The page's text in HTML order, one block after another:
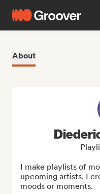
About
I make playlists of
upcoming artists. I
moods or moments.